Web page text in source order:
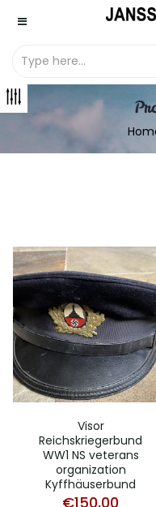
Visor
Reichskriegerbund
WW1 NS veterans
organization
Kyffhäuserbund
€150,00